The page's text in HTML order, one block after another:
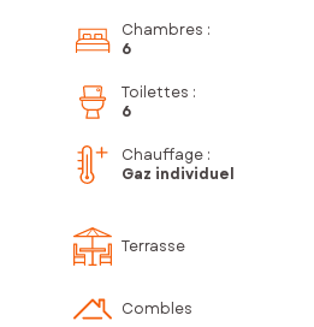
Chambres :
6
Toilettes :
6
Chauffage :
Gaz individuel
Terrasse
Combles